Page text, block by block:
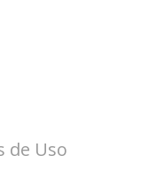
de Uso